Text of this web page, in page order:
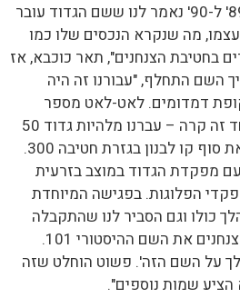
"בשלב מסוים בין השנים 89' ל-90' נאמר לנו ששם הגדוד עובר
מה שנקרא הנכסים שלו כמו
בחטיבת הצנחנים", תאר כוכבא, אז
מ"פ מסייעת 50, איך השם התחלף, "עבורנו זה היה
דמדומים. לאט-לאט מספר
פלוגות עזבו ואז בערב אחד זה קרה – עברנו מלהיות גדוד 50
לגדוד 101. היינו אז לקראת סוף קו לבנון בגזרת חטיבה 300.
מפקדת הגדוד במוצב בזרעית
הפלוגות. בפגישה המיוחדת
כולו וגם הסביר לנו שהתקבלה
החלטה להחזיר לחטיבת הצנחנים את השם ההיסטורי 101.
על השם הזה'. פשוט הוחלט שזה
שמות נוספים".